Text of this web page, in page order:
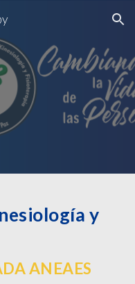
Skip to navigation
y
ANEAES